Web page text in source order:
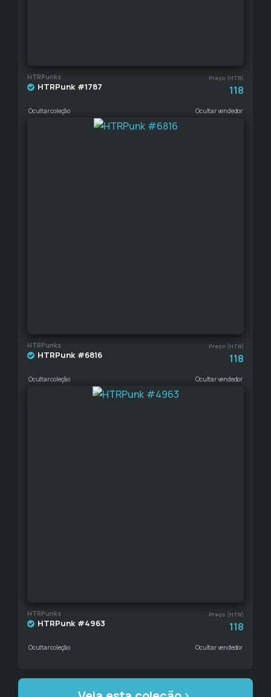
HTRPunks Preço (HTR)
HTRPunk #1787 118
Ocultar coleção Ocultar vendedor
HTRPunks Preço (HTR)
HTRPunk #6816 118
Ocultar coleção Ocultar vendedor
HTRPunks Preço (HTR)
HTRPunk #4963 118
Ocultar coleção Ocultar vendedor